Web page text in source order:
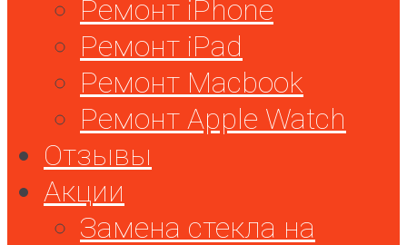
Ремонт iPhone
Ремонт iPad
Ремонт Macbook
Ремонт Apple Watch
Отзывы
Акции
Замена стекла на